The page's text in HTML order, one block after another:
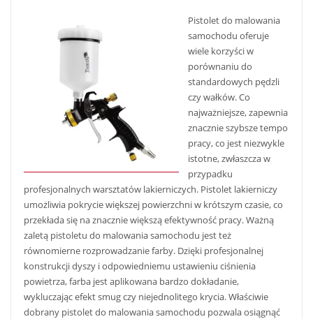
Pistolet do malowania
samochodu oferuje
wiele korzyści w
porównaniu do
standardowych pędzli
czy wałków. Co
najważniejsze, zapewnia
znacznie szybsze tempo
pracy, co jest niezwykle
istotne, zwłaszcza w
przypadku
profesjonalnych warsztatów lakierniczych. Pistolet lakierniczy
umożliwia pokrycie większej powierzchni w krótszym czasie, co
przekłada się na znacznie większą efektywność pracy. Ważną
zaletą pistoletu do malowania samochodu jest też
równomierne rozprowadzanie farby. Dzięki profesjonalnej
konstrukcji dyszy i odpowiedniemu ustawieniu ciśnienia
powietrza, farba jest aplikowana bardzo dokładanie,
wykluczając efekt smug czy niejednolitego krycia. Właściwie
dobrany pistolet do malowania samochodu pozwala osiągnąć